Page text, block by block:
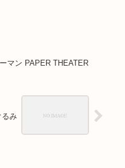
マン PAPER THEATER
るみ